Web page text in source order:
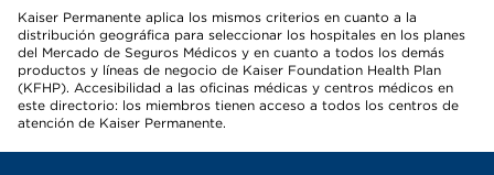
Kaiser Permanente aplica los mismos criterios en cuanto a la
distribución geográfica para seleccionar los hospitales en los planes
del Mercado de Seguros Médicos y en cuanto a todos los demás
productos y líneas de negocio de Kaiser Foundation Health Plan
(KFHP). Accesibilidad a las oficinas médicas y centros médicos en
este directorio: los miembros tienen acceso a todos los centros de
atención de Kaiser Permanente.